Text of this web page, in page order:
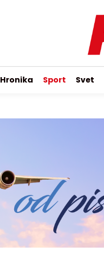
Hronika Sport Svet